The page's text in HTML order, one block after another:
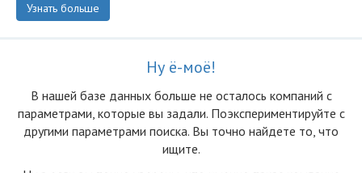
Узнать больше
Ну ё-моё!
В нашей базе данных больше не осталоcь компаний с
параметрами, которые вы задали. Поэкспериментируйте с
другими параметрами поиска. Вы точно найдете то, что
ищите.